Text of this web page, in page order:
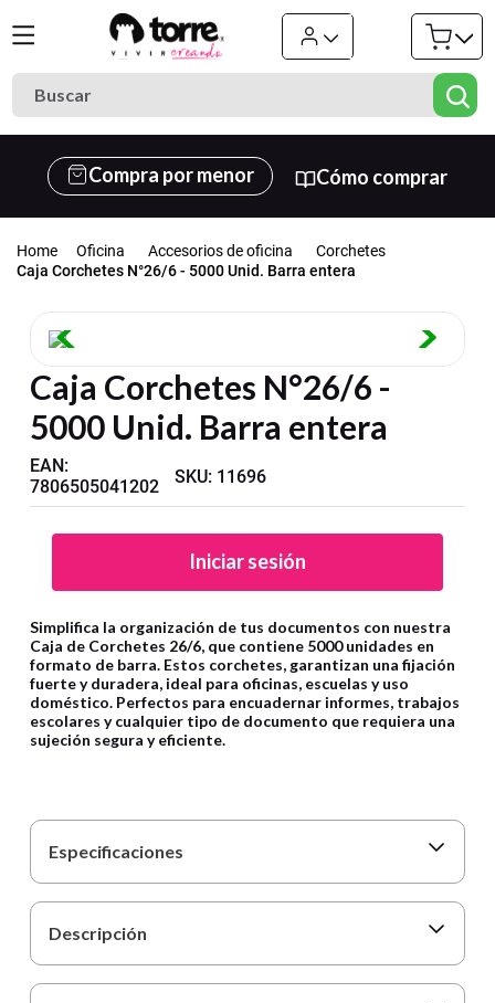
Buscar
Compra por menor Cómo comprar
Oficina Accesorios de oficina
Corchetes
Caja Corchetes N°26/6 - 5000 Unid. Barra entera
Caja Corchetes N°26/6 -
5000 Unid. Barra entera
EAN:
7806505041202
SKU: 11696
Iniciar sesión
Simplifica la organización de tus documentos con nuestra
Caja de Corchetes 26/6, que contiene 5000 unidades en
formato de barra. Estos corchetes, garantizan una fijación
fuerte y duradera, ideal para oficinas, escuelas y uso
doméstico. Perfectos para encuadernar informes, trabajos
escolares y cualquier tipo de documento que requiera una
sujeción segura y eficiente.
Especificaciones
Descripción
Términos más buscados
1. cuaderno
3. goma eva
5.
6. estuche
7. harry potter
8.
9 cartulina
10. lapiz